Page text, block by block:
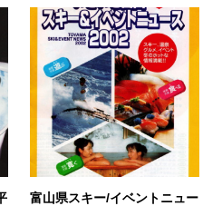
富山県スキー/イベントニュー